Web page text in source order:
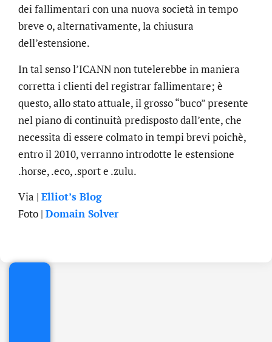
dei fallimentari con una nuova società in tempo
breve o, alternativamente, la chiusura
dell’estensione.
In tal senso l’ICANN non tutelerebbe in maniera
corretta i clienti del registrar fallimentare; è
questo, allo stato attuale, il grosso “buco” presente
nel piano di continuità predisposto dall’ente, che
necessita di essere colmato in tempi brevi poichè,
entro il 2010, verranno introdotte le estensione
.horse, .eco, .sport e .zulu.
Via | Elliot’s Blog
Foto | Domain Solver
.online